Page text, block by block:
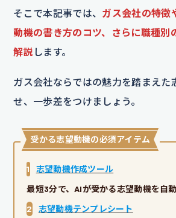
そこで本記事では、 ガス会社の特徴
動機の書き方のコツ、さらに職種別
解説 します。
ガス会社ならではの魅力を踏まえた
せ、一歩差をつけましょう。
受かる志望動機の必須アイテム
1
志望動機作成ツール
最短3分で、AIが受かる志望動機を自動
2
志望動機テンプレシート